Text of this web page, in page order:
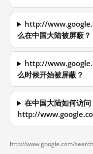
http://
么在中国大陆被屏蔽？
http://
么时候开始被屏蔽？
在中国大陆如何访问
http://
http://www.google.com/